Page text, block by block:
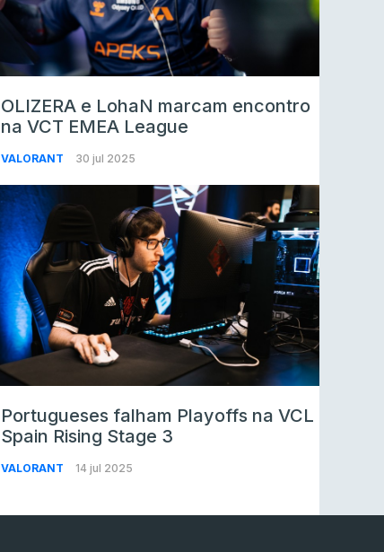
OLIZERA e LohaN marcam encontro
na VCT EMEA League
VALORANT 30 jul 2025
Portugueses falham Playoffs na VCL
Spain Rising Stage 3
VALORANT 14 jul 2025